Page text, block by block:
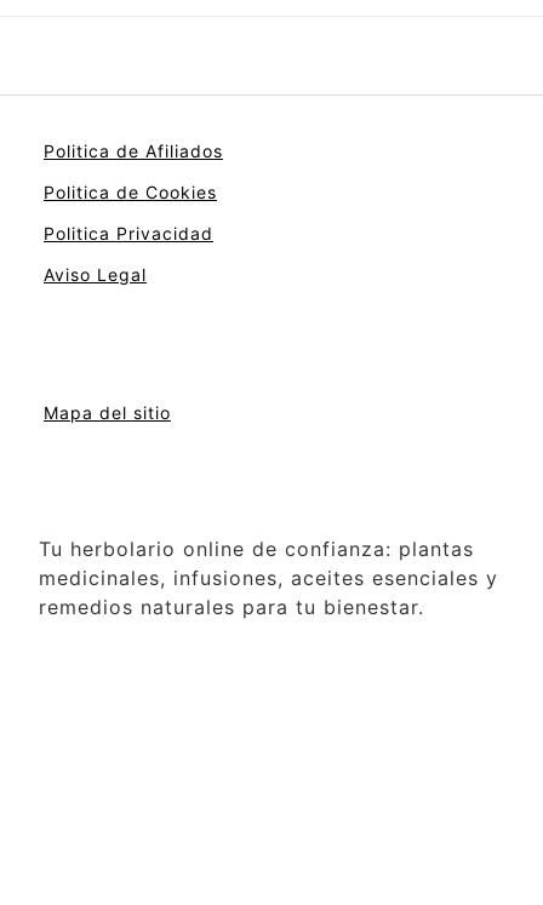
Politica de Afiliados
Politica de Cookies
Politica Privacidad
Aviso Legal
Mapa del sitio
Tu herbolario online de confianza: plantas
medicinales, infusiones, aceites esenciales y
remedios naturales para tu bienestar.